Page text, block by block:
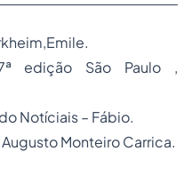
edição São Paulo ,
Notíciais – Fábio.
Monteiro Carrica.